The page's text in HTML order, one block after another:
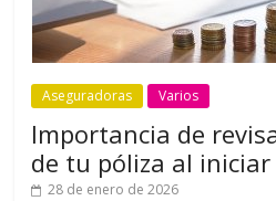
Aseguradoras Varios
Importancia de
de tu póliza al
28 de enero de 2026